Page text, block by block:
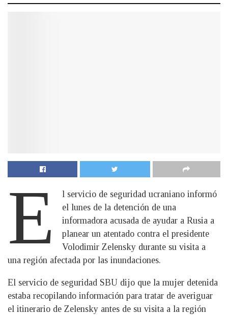
E
l servicio de seguridad ucraniano informó
el lunes de la detención de una
informadora acusada de ayudar a Rusia a
planear un atentado contra el presidente
Volodimir Zelensky durante su visita a
una región afectada por las inundaciones.
El servicio de seguridad SBU dijo que la mujer detenida
estaba recopilando información para tratar de averiguar
el itinerario de Zelensky antes de su visita a la región